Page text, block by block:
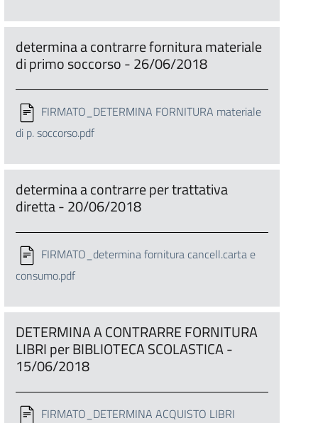
determina a contrarre fornitura materiale
di primo soccorso - 26/06/2018
FIRMATO_DETERMINA FORNITURA materiale
di p. soccorso.pdf
determina a contrarre per trattativa
diretta - 20/06/2018
FIRMATO_determina fornitura cancell.carta e
consumo.pdf
DETERMINA A CONTRARRE FORNITURA
LIBRI per BIBLIOTECA SCOLASTICA -
15/06/2018
FIRMATO_DETERMINA ACQUISTO LIBRI